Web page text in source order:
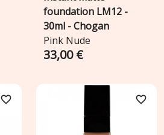
foundation LM12 -
30ml - Chogan
Pink Nude
33,00 €
favorite_border favorite_border